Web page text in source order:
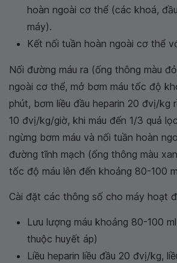
hoàn ngoài cơ thể (các khoá,
máy).
Kết nối tuần hoàn ngoài cơ thể
Nối đường máu ra (ống thông màu
ngoài cơ thể, mở bơm máu tốc độ
phút, bơm liều đầu heparin 20 đvị/kg
10 đvị/kg/giờ, khi máu đến 1/3 quả
ngừng bơm máu và nối tuần hoàn
đường tĩnh mạch (ống thông màu
tốc độ máu lên đến khoảng 80-100
Cài đặt các thông số cho máy hoạt
Lưu lượng máu khoảng 80-100
thuộc huyết áp)
Liều heparin liều đầu 20 đvị/kg,